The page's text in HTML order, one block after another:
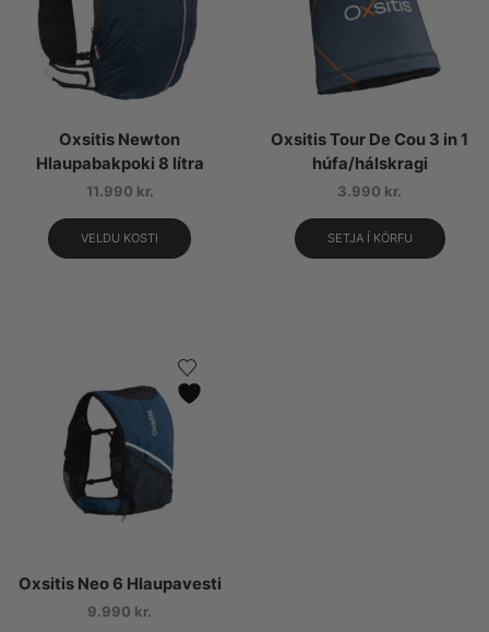
Oxsitis Newton
Hlaupabakpoki 8 lítra
11.990 kr.
VELDU KOSTI
Oxsitis Tour De Cou 3 in 1
húfa/hálskragi
3.990 kr.
SETJA Í KÖRFU
Oxsitis Neo 6 Hlaupavesti
9.990 kr.